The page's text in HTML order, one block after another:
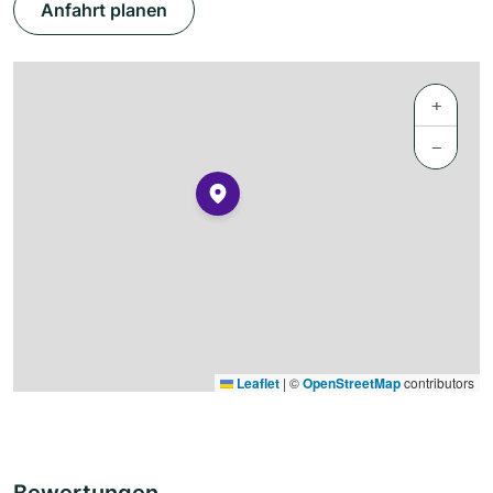
Anfahrt planen
+
−
Leaflet | ©OpenStreetMapcontributors